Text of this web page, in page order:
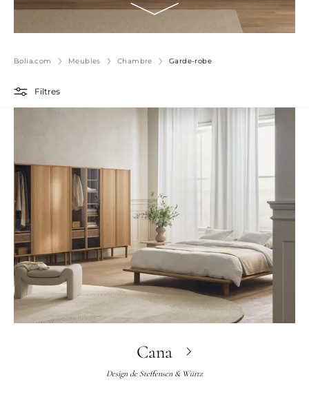
Bolia.com Meubles Chambre Garde-robe
Filtres
Cana
Design de Steffensen & Würtz